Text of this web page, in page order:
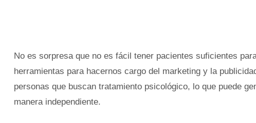
No es sorpresa que no es fácil tener pacientes suficientes
herramientas para hacernos cargo del marketing y la
personas que buscan tratamiento psicológico, lo que puede
manera independiente.